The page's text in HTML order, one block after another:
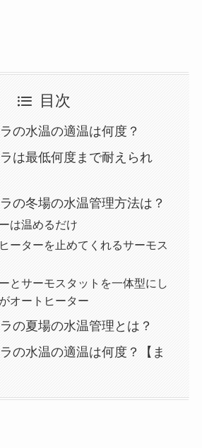
目次
の水温の適温は何度？
は最低何度まで耐えられ
の冬場の水温管理方法は？
は温めるだけ
ーターを止めてくれるサーモス
とサーモスタットを一体型にし
オートヒーター
の夏場の水温管理とは？
の水温の適温は何度？【ま